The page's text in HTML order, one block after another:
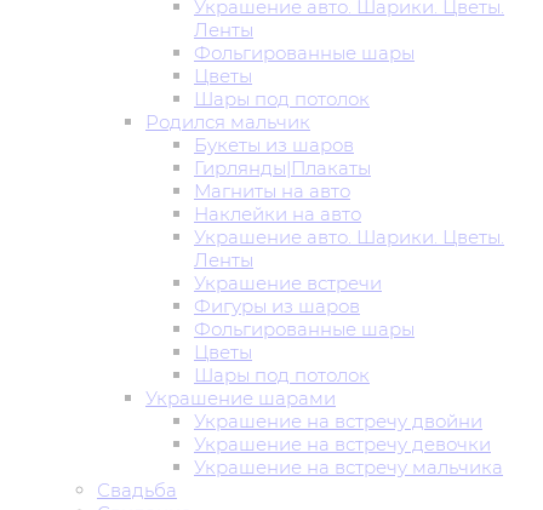
Украшение авто. Шарики. Цветы.
Ленты
Фольгированные шары
Цветы
Шары под потолок
Родился мальчик
Букеты из шаров
Гирлянды|Плакаты
Магниты на авто
Наклейки на авто
Украшение авто. Шарики. Цветы.
Ленты
Украшение встречи
Фигуры из шаров
Фольгированные шары
Цветы
Шары под потолок
Украшение шарами
Украшение на встречу двойни
Украшение на встречу девочки
Украшение на встречу мальчика
Свадьба